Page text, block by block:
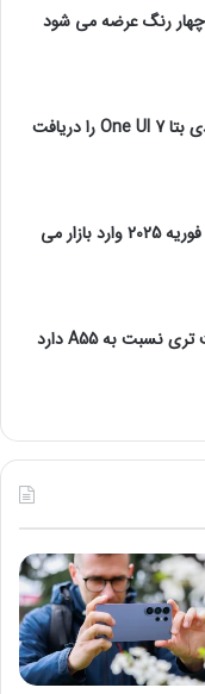
گوشی Galaxy A55 بزودی بتا One UI 7 را دریافت
گلکسی اس 25 اسلیم در فوریه 2025 وارد بازار می